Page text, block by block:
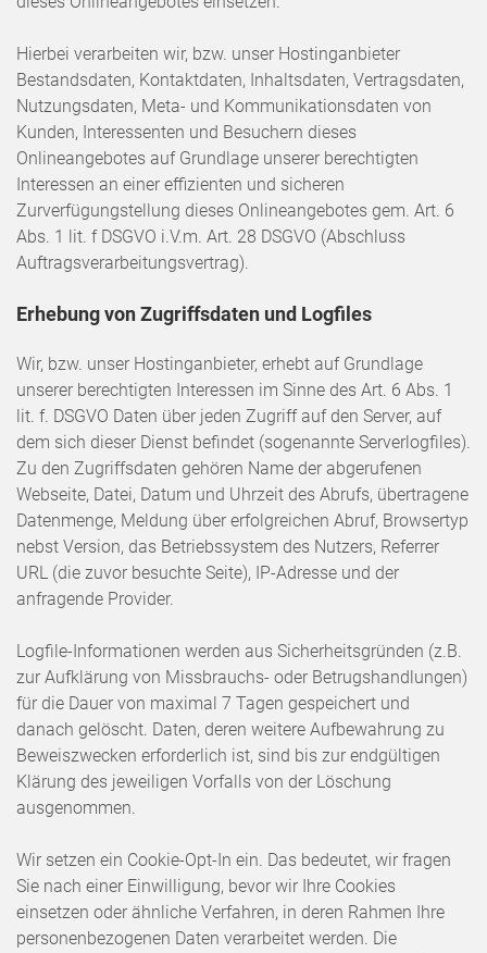
Hierbei verarbeiten wir, bzw. unser Hostinganbieter
Bestandsdaten, Kontaktdaten, Inhaltsdaten, Vertragsdaten,
Nutzungsdaten, Meta- und Kommunikationsdaten von
Kunden, Interessenten und Besuchern dieses
Onlineangebotes auf Grundlage unserer berechtigten
Interessen an einer effizienten und sicheren
Zurverfügungstellung dieses Onlineangebotes gem. Art. 6
Abs. 1 lit. f DSGVO i.V.m. Art. 28 DSGVO (Abschluss
Auftragsverarbeitungsvertrag).
Erhebung von Zugriffsdaten und Logfiles
Wir, bzw. unser Hostinganbieter, erhebt auf Grundlage
unserer berechtigten Interessen im Sinne des Art. 6 Abs. 1
lit. f. DSGVO Daten über jeden Zugriff auf den Server, auf
dem sich dieser Dienst befindet (sogenannte Serverlogfiles).
Zu den Zugriffsdaten gehören Name der abgerufenen
Webseite, Datei, Datum und Uhrzeit des Abrufs, übertragene
Datenmenge, Meldung über erfolgreichen Abruf, Browsertyp
nebst Version, das Betriebssystem des Nutzers, Referrer
URL (die zuvor besuchte Seite), IP-Adresse und der
anfragende Provider.
Logfile-Informationen werden aus Sicherheitsgründen (z.B.
zur Aufklärung von Missbrauchs- oder Betrugshandlungen)
für die Dauer von maximal 7 Tagen gespeichert und
danach gelöscht. Daten, deren weitere Aufbewahrung zu
Beweiszwecken erforderlich ist, sind bis zur endgültigen
Klärung des jeweiligen Vorfalls von der Löschung
ausgenommen.
Wir setzen ein Cookie-Opt-In ein. Das bedeutet, wir fragen
Sie nach einer Einwilligung, bevor wir Ihre Cookies
einsetzen oder ähnliche Verfahren, in deren Rahmen Ihre
personenbezogenen Daten verarbeitet werden. Die